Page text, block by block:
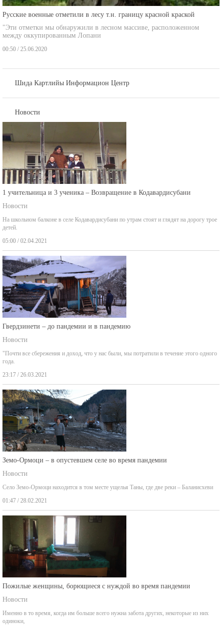
Русские военные отметили в лесу т.н. границу красной краской
"Эти отметки мы обнаружили в лесном массиве, расположенном
между оккупированным Лопани
00:50 / 25.06.2020
Шида Картлийы Информацион Центр
Новости
1 учительница и 3 ученика – Возвращение в Кодавардисубани
Новости
На школьном балконе в селе Кодавардисубани по утрам стоят и глядят на дорогу трое
детей.
05:00 / 02.04.2021
Гвердзинети – до пандемии и в пандемию
Новости
"Почти все сбережения и доход, что у нас были, мы потратили в течение этого одного
года.
23:17 / 26.03.2021
Земо-Ормоци – в опустевшем селе во время пандемии
Новости
Село Земо-Ормоци находится в том месте ущелья Таны, где две реки – Баланисхеви
01:47 / 28.02.2021
Пожилые женщины, борющиеся с нуждой во время пандемии
Новости
Именно в то время, когда им больше всего нужна забота других, некоторые из них
одиноки,